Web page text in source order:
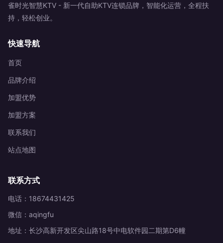
雀时光智慧KTV - 新一代自助KTV连锁品牌，智能化运营，全程扶
持，轻松创业。
快速导航
首页
品牌介绍
加盟优势
加盟方案
联系我们
站点地图
联系方式
电话：18674431425
微信：aqingfu
地址：长沙高新开发区尖山路18号中电软件园二期第D6幢